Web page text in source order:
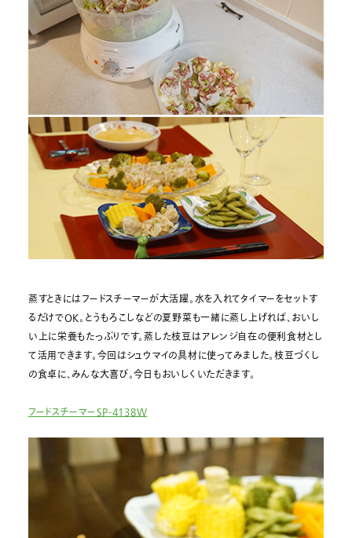
蒸すときにはフードスチーマーが大活躍。水を入れてタイマーをセットす
るだけでOK。とうもろこしなどの夏野菜も一緒に蒸し上げれば、おいし
い上に栄養もたっぷりです。蒸した枝豆はアレンジ自在の便利食材とし
て活用できます。今回はシュウマイの具材に使ってみました。枝豆づくし
の食卓に、みんな大喜び。今日もおいしくいただきます。
フードスチーマーSP-4138W